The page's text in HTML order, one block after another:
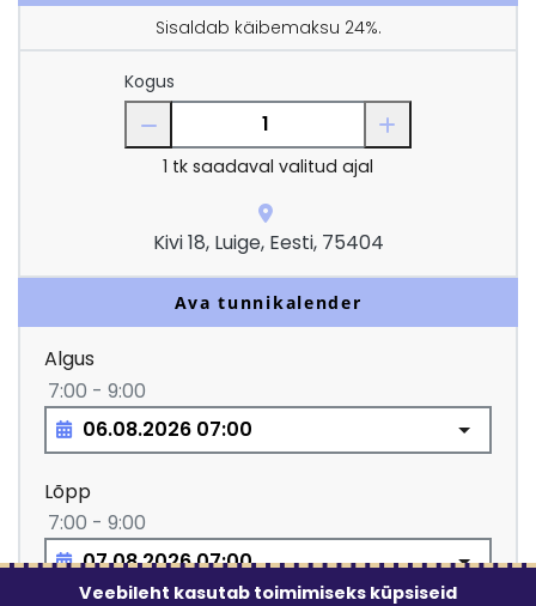
Sisaldab käibemaksu 24%.
Kogus
1 tk saadaval valitud ajal
Kivi 18, Luige, Eesti, 75404
Ava tunnikalender
Algus
7:00 - 9:00
Lõpp
7:00 - 9:00
Veebileht kasutab toimimiseks küpsiseid